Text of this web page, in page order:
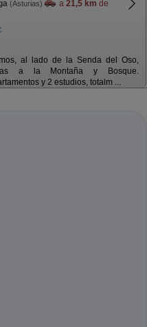
(Asturias) a 21,5 km de
al lado de la Senda del Oso,
a la Montaña y Bosque.
y 2 estudios, totalm ...